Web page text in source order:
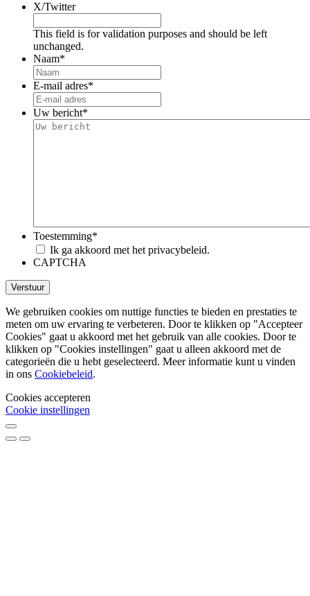
X/Twitter
This field is for validation purposes and should be left
unchanged.
Naam*
E-mail adres*
Uw bericht*
Toestemming*
Ik ga akkoord met het privacybeleid.
CAPTCHA
We gebruiken cookies om nuttige functies te bieden en prestaties te
meten om uw ervaring te verbeteren. Door te klikken op "Accepteer
Cookies" gaat u akkoord met het gebruik van alle cookies. Door te
klikken op "Cookies instellingen" gaat u alleen akkoord met de
categorieën die u hebt geselecteerd. Meer informatie kunt u vinden
in ons Cookiebeleid.
Cookies accepteren
Cookie instellingen